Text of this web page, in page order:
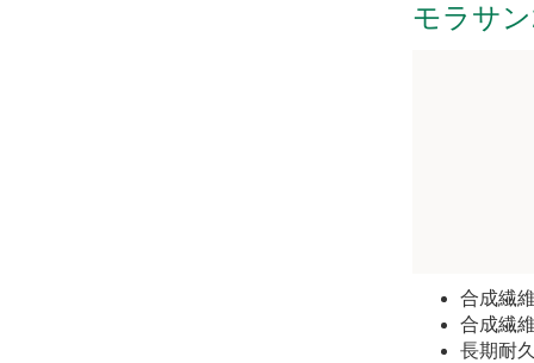
モラサ
合成繊
合成繊
長期耐